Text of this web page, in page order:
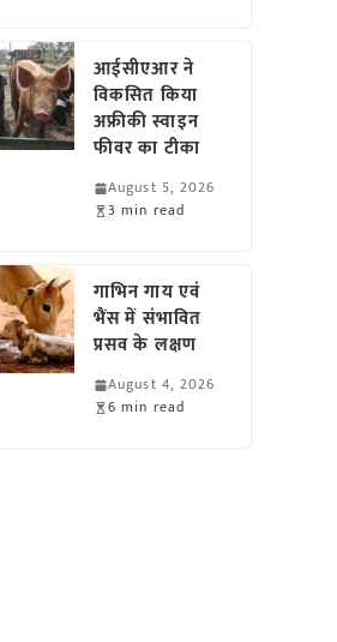
आईसीएआर ने
विकसित किया
अफ्रीकी स्वाइन
फीवर का टीका
August 5, 2026
3 min read
गाभिन गाय एवं
भैंस में संभावित
प्रसव के लक्षण
August 4, 2026
6 min read